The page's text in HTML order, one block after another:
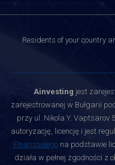
Residents of your country
Ainvesting jest
zarejestrowanej w Bułgarii
przy ul. Nikola Y. Vaptsarov
autoryzację, licencję i jest
Finansowego na podstawie
działa w pełnej zgodności